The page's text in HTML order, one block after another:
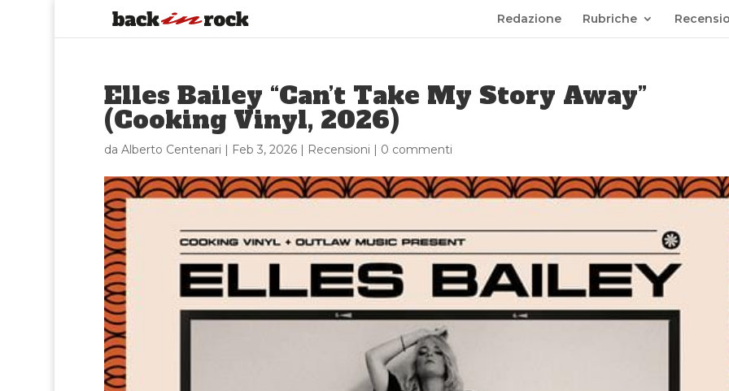
Redazione Rubriche
Elles Bailey “Can’t Take My Story Away”
(Cooking Vinyl, 2026)
da Alberto Centenari | Feb 3, 2026| Recensioni | 0 commenti